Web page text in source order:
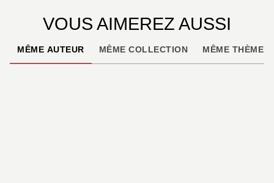
VOUS AIMEREZ AUSSI
MÊME AUTEUR MÊME COLLECTION MÊME THÈME